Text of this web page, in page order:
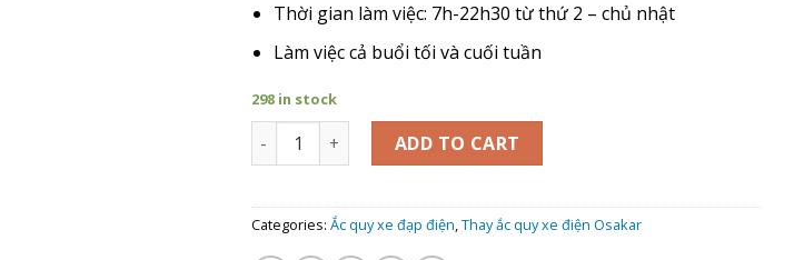
Thời gian làm việc: 7h-22h30 từ thứ 2 – chủ nhật
Làm việc cả buổi tối và cuối tuần
298 in stock
Giá Thay Ắc Quy xe đạp điện Osakar Star quantity
ADD TO CART
Categories: Ắc quy xe đạp điện,Thay ắc quy xe điện Osakar